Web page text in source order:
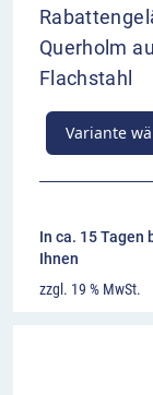
Querholm
Flachstahl
Variante
In ca. 15 Tagen
Ihnen
zzgl. 19 % MwSt.